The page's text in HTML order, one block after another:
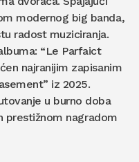
modernog big banda,
radost muziciranja.
“Le Parfaict
najranijim zapisanim
iz 2025.
u burno doba
prestižnom nagradom